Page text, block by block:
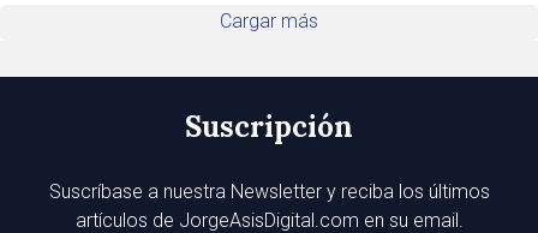
Cargar más
Suscripción
Suscríbase a nuestra Newsletter y reciba los últimos
artículos de JorgeAsisDigital.com en su email.